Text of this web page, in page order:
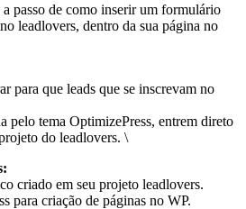
a passo de como inserir um formulário
leadlovers, dentro da sua página no
para que leads que se inscrevam no
pelo tema OptimizePress, entrem direto
do leadlovers. \
criado em seu projeto leadlovers.
para criação de páginas no WP.